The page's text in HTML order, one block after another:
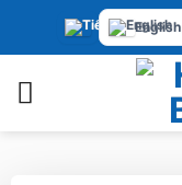
dung
English